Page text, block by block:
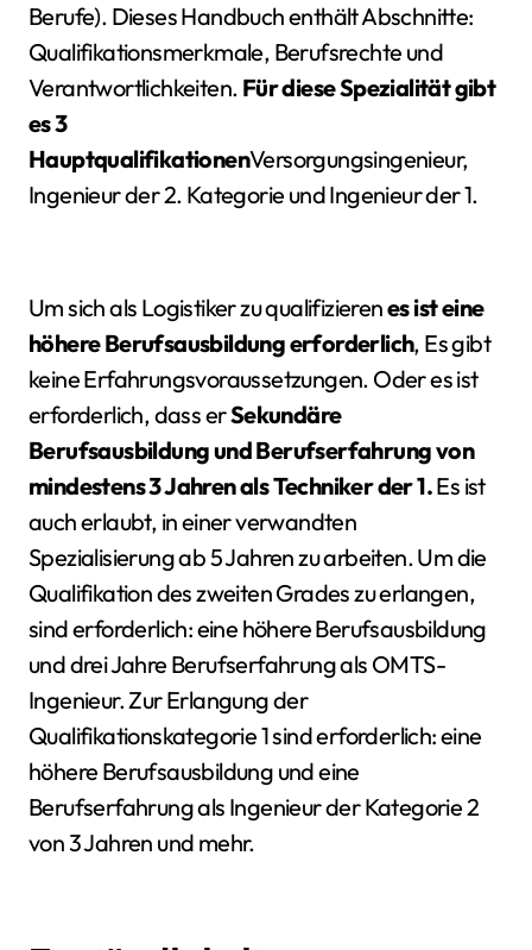
Berufe). Dieses Handbuch enthält Abschnitte:
Qualifikationsmerkmale, Berufsrechte und
Verantwortlichkeiten. Für diese Spezialität gibt
es 3
HauptqualifikationenVersorgungsingenieur,
Ingenieur der 2. Kategorie und Ingenieur der 1.
Um sich als Logistiker zu qualifizierenes ist eine
höhere Berufsausbildung erforderlich, Es gibt
keine Erfahrungsvoraussetzungen. Oder es ist
erforderlich, dass erSekundäre
Berufsausbildung und Berufserfahrung von
mindestens 3 Jahren als Techniker der 1.Es ist
auch erlaubt, in einer verwandten
Spezialisierung ab 5 Jahren zu arbeiten. Um die
Qualifikation des zweiten Grades zu erlangen,
sind erforderlich: eine höhere Berufsausbildung
und drei Jahre Berufserfahrung als OMTS-
Ingenieur. Zur Erlangung der
Qualifikationskategorie 1 sind erforderlich: eine
höhere Berufsausbildung und eine
Berufserfahrung als Ingenieur der Kategorie 2
von 3 Jahren und mehr.